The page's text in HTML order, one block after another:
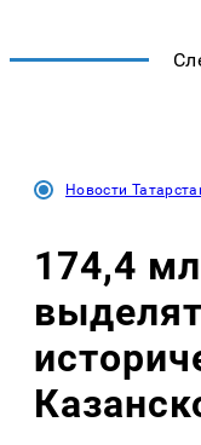
Новости
174,4